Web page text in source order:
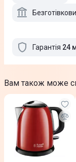
Гарантія 24
Вам також може